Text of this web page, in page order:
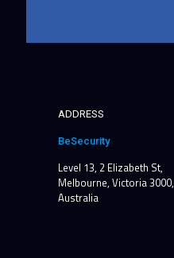
ADDRESS
BeSecurity
Level 13, 2 Elizabeth St,
Melbourne, Victoria 3000,
Australia